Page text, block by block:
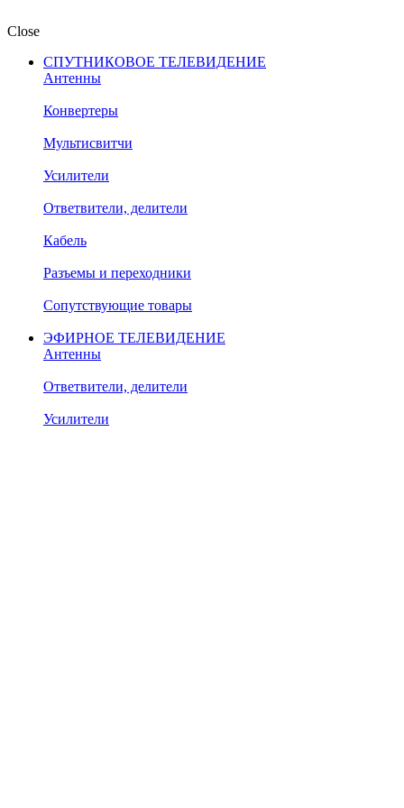
Close
СПУТНИКОВОЕ ТЕЛЕВИДЕНИЕ
Антенны
Конвертеры
Мультисвитчи
Усилители
Ответвители, делители
Кабель
Разъемы и переходники
Сопутствующие товары
ЭФИРНОЕ ТЕЛЕВИДЕНИЕ
Антенны
Ответвители, делители
Усилители